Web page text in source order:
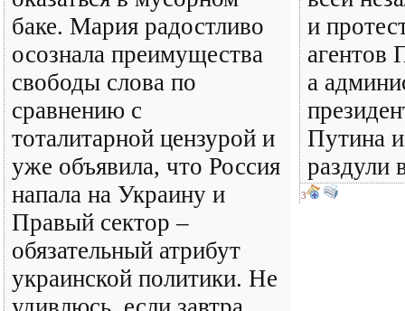
баке. Мария радостливо
осознала преимущества
свободы слова по
сравнению с
тоталитарной цензурой и
уже объявила, что Россия
напала на Украину и
Правый сектор –
обязательный атрибут
украинской политики. Не
и
агентов
а
Путина
раздули
3